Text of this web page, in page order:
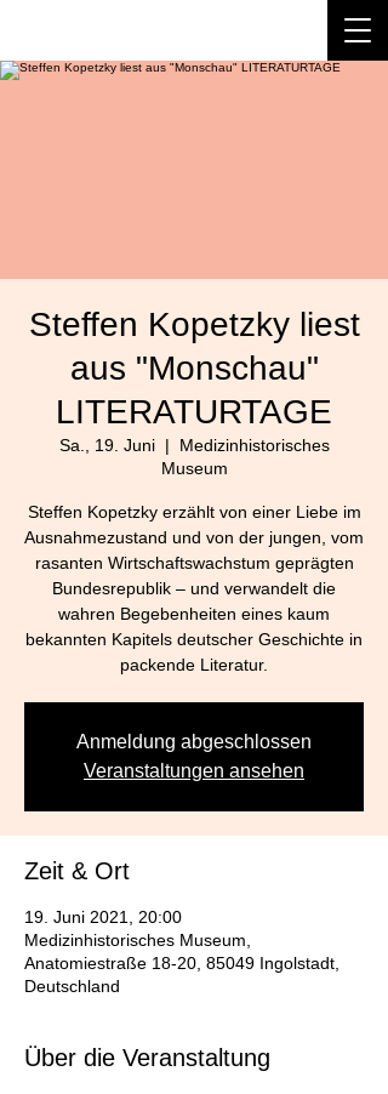
Steffen Kopetzky liest
aus "Monschau"
LITERATURTAGE
Sa., 19. Juni
  |
Medizinhistorisches
Museum
Steffen Kopetzky erzählt von einer Liebe im
Ausnahmezustand und von der jungen, vom
rasanten Wirtschaftswachstum geprägten
Bundesrepublik – und verwandelt die
wahren Begebenheiten eines kaum
bekannten Kapitels deutscher Geschichte in
packende Literatur.
Anmeldung abgeschlossen
Veranstaltungen ansehen
Zeit & Ort
19. Juni 2021, 20:00
Medizinhistorisches Museum,
Anatomiestraße 18-20, 85049 Ingolstadt,
Deutschland
Über die Veranstaltung